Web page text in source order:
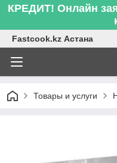
КРЕДИТ! Онлайн
Fastcook.kz Астана
Товары и услуги